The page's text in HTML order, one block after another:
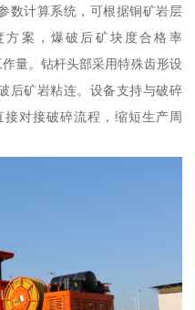
数计算系统，可根据铜矿岩层
案，爆破后矿块度合格率
量。钻杆头部采用特殊齿形设
后矿岩粘连。设备支持与破碎
对接破碎流程，缩短生产周